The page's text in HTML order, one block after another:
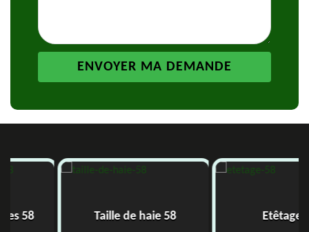
58 Taille de haie 58 Etêtage